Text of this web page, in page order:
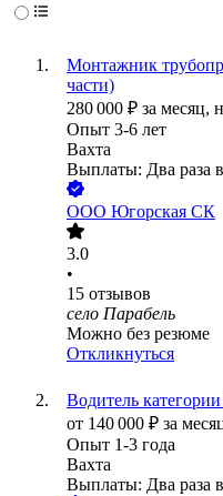
Монтажник
части)
280 000 ₽ за месяц,
Опыт 3-6 лет
Вахта
Выплаты: Два раза
ООО Югорская СК
3.0
•
15 отзывов
село Парабель
Можно без резюме
Откликнуться
Водитель
от 140 000 ₽ за
Опыт 1-3 года
Вахта
Выплаты: Два раза